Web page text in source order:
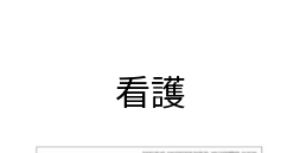
看護